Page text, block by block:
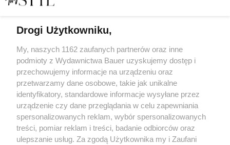
w Mediolanie. Gdy Sophie miała 6 lat, straciła tatę
MATYLDA NOWAK
NEWS
Drogi Użytkowniku,
My, naszych 1162 zaufanych partnerów oraz inne
podmioty z Wydawnictwa Bauer uzyskujemy dostęp i
przechowujemy informacje na urządzeniu oraz
przetwarzamy dane osobowe, takie jak unikalne
identyfikatory, standardowe informacje wysyłane przez
urządzenie czy dane przeglądania w celu zapewniania
spersonalizowanych reklam, wybór spersonalizowanych
treści, pomiar reklam i treści, badanie odbiorców oraz
ulepszanie usług. Za zgodą Użytkownika my i Zaufani